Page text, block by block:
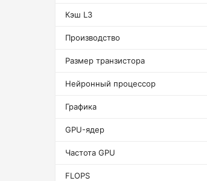
Кэш L3
Производство
Размер транзистора
Нейронный процессор
Графика
GPU-ядер
Частота GPU
FLOPS